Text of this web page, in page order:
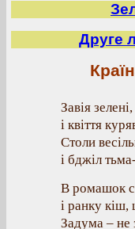
Друге
Завія
і квіття
Столи
і бджіл
В ромашок
і ранку
Задума – не